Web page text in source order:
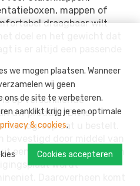
we mogen plaatsen. Wanneer
wij geen
ons de site te verbeteren.
aanklikt krijg je een optimale
& cookies.
Cookies accepteren
mappen of
draagbaar wilt
is er altijd een passende
op verschillende
uw product. Dit is
handgreep dat u bestelt.
een bevestigingsplaat en
wordt